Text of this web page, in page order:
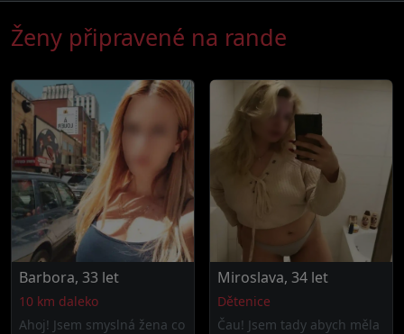
Ženy připravené na rande
Barbora, 33 let
10 km daleko
Ahoj! Jsem smyslná žena co
Miroslava, 34 let
Dětenice
Čau! Jsem tady abych měla